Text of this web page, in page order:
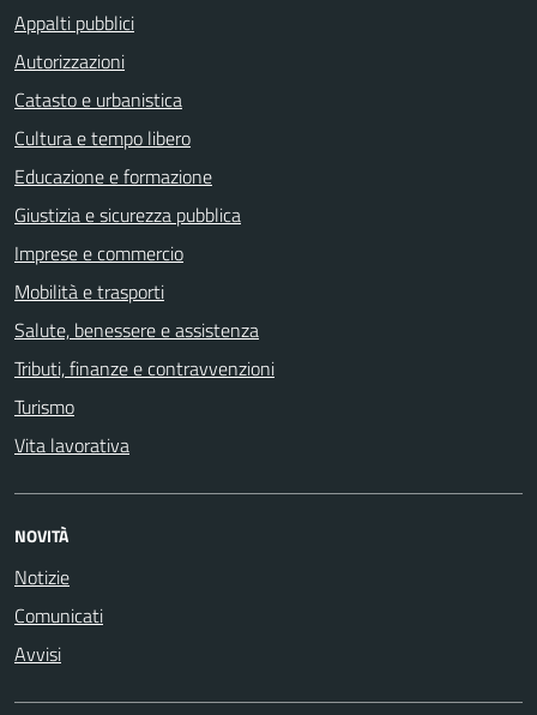
Appalti pubblici
Autorizzazioni
Catasto e urbanistica
Cultura e tempo libero
Educazione e formazione
Giustizia e sicurezza pubblica
Imprese e commercio
Mobilità e trasporti
Salute, benessere e assistenza
Tributi, finanze e contravvenzioni
Turismo
Vita lavorativa
NOVITÀ
Notizie
Comunicati
Avvisi